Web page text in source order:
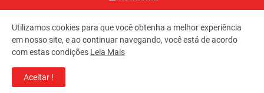
Utilizamos cookies para que você obtenha a melhor experiência
em nosso site, e ao continuar navegando, você está de acordo
com estas condições Leia Mais
Aceitar !